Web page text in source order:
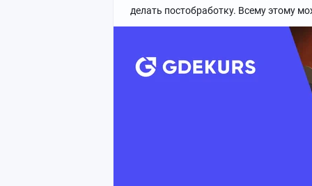
Создает красивые финальные
делать постобработку. Всему этому